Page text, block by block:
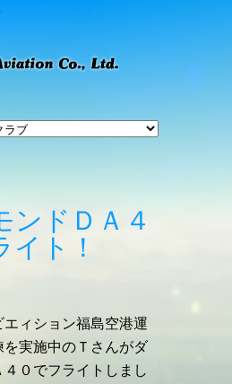
ンドＤＡ４
イト！
ィション福島空港運
実施中のＴさんがダ
０でフライトしまし